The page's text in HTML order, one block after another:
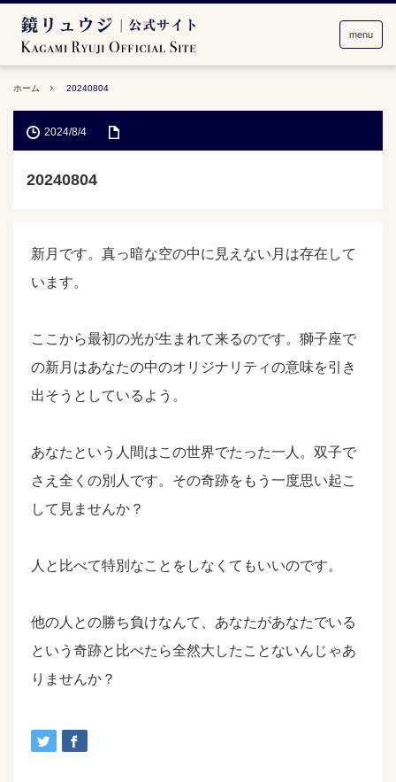
menu
ホーム 20240804
2024/8/4
20240804
新月です。真っ暗な空の中に見えない月は存在して
います。
ここから最初の光が生まれて来るのです。獅子座で
の新月はあなたの中のオリジナリティの意味を引き
出そうとしているよう。
あなたという人間はこの世界でたった一人。双子で
さえ全くの別人です。その奇跡をもう一度思い起こ
して見ませんか？
人と比べて特別なことをしなくてもいいのです。
他の人との勝ち負けなんて、あなたがあなたでいる
という奇跡と比べたら全然大したことないんじゃあ
りませんか？